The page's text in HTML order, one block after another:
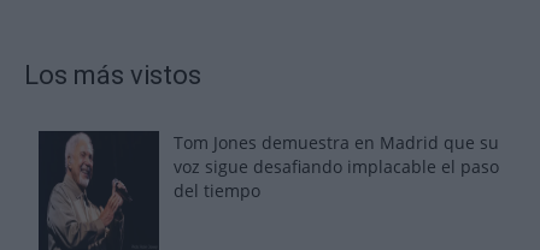
Los más vistos
Tom Jones demuestra en Madrid que su
voz sigue desafiando implacable el paso
del tiempo